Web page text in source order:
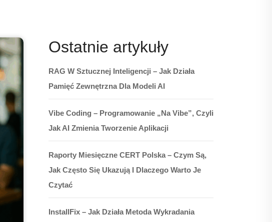
Ostatnie artykuły
RAG W Sztucznej Inteligencji – Jak Działa
Pamięć Zewnętrzna Dla Modeli AI
Vibe Coding – Programowanie „na Vibe”, Czyli
Jak AI Zmienia Tworzenie Aplikacji
Raporty Miesięczne CERT Polska – Czym Są,
Jak Często Się Ukazują I Dlaczego Warto Je
Czytać
InstallFix – Jak Działa Metoda Wykradania